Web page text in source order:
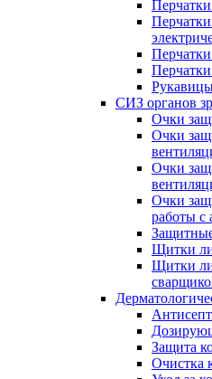
СИЗ органов
Очки
Очки
Очки
Очки
работы с
Щитки
Щитки
Защита
Очистка